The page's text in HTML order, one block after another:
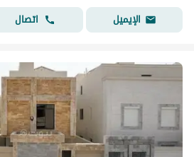
الإيميل
اتصال